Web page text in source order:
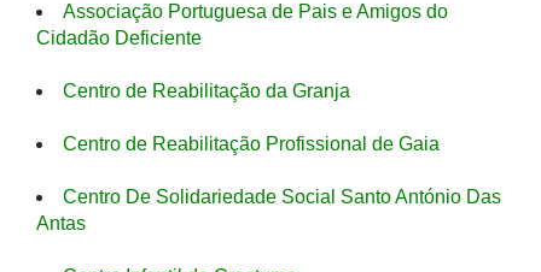
Associação Portuguesa de Pais e Amigos do
Cidadão Deficiente
Centro de Reabilitação da Granja
Centro de Reabilitação Profissional de Gaia
Centro De Solidariedade Social Santo António Das
Antas